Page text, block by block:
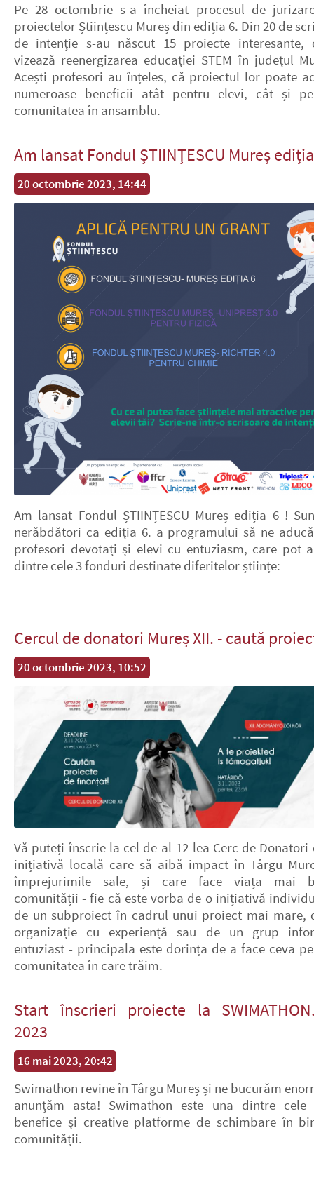
Pe 28 octombrie s-a încheiat procesul de
proiectelor Științescu Mureș din ediția 6. Din 20 de
de intenție s-au născut 15 proiecte interesante,
vizează reenergizarea educației STEM în județul
Acești profesori au înțeles, că proiectul lor poate
numeroase beneficii atât pentru elevi, cât și
comunitatea în ansamblu.
Am lansat Fondul ȘTIINȚESCU Mureș
20 octombrie 2023, 14:44
Am lansat Fondul ȘTIINȚESCU Mureș ediția 6 !
nerăbdători ca ediția 6. a programului să ne
profesori devotați și elevi cu entuziasm, care pot
dintre cele 3 fonduri destinate diferitelor științe:
Cercul de donatori Mureș XII. - caută
20 octombrie 2023, 10:52
Vă puteți înscrie la cel de-al 12-lea Cerc de Donatori
inițiativă locală care să aibă impact în Târgu
împrejurimile sale, și care face viața mai
comunității - fie că este vorba de o inițiativă
de un subproiect în cadrul unui proiect mai mare,
organizație cu experiență sau de un grup
entuziast - principala este dorința de a face ceva
comunitatea în care trăim.
Start înscrieri proiecte la
2023
16 mai 2023, 20:42
Swimathon revine în Târgu Mureș și ne bucurăm
anunțăm asta! Swimathon este una dintre cele
benefice și creative platforme de schimbare în
comunității.